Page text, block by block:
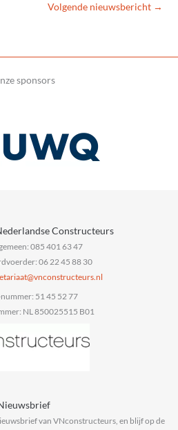
Volgende nieuwsbericht →
sponsors
Constructeurs
085 401 63 47
06 22 45 88 30
ln.sruetcurtsnocnv
51 45 52 77
NL 850025515 B01
van VNconstructeurs, en blijf op de